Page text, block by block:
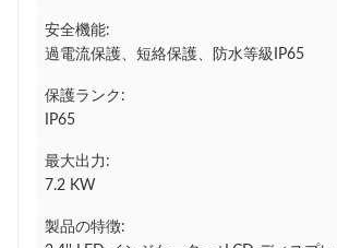
安全機能:
過電流保護、短絡保護、防水等級IP65
保護ランク:
IP65
最大出力:
7.2 KW
製品の特徴: